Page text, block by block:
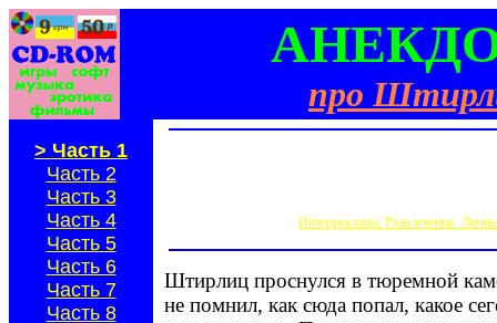
про
> Часть 1
Часть 2
Часть 3
Часть 4
Часть 5
Часть 6
Часть 7
Часть 8
Интерреклама. Развлечения.
Штирлиц проснулся в тюремной
не помнил, как сюда попал, какое